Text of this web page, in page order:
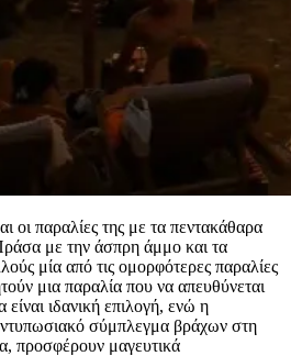
οι παραλίες της με τα πεντακάθαρα
με την άσπρη άμμο και τα
μία από τις ομορφότερες παραλίες
μια παραλία που να απευθύνεται
ιδανική επιλογή, ενώ η
σύμπλεγμα βράχων στη
προσφέρουν μαγευτικά